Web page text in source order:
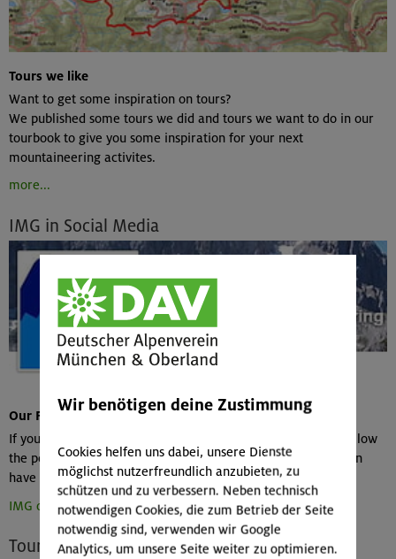
Tours we like
Want to get some inspiration on tours?
We published some tours we did and tours we want to do in our
tourbook to give you some inspiration for your next
mountaineering activites.
more...
IMG in Social Media
Our Facebook Fanpage
If you have a Facebook account you can like the page and follow
the post on the timeline. Without a Facebook account you can
have a look at the timeline & picutres.
IMG on Facebook...
Tour Planning Tool
Wir benötigen deine Zustimmung
Cookies helfen uns dabei, unsere Dienste
möglichst nutzerfreundlich anzubieten, zu
schützen und zu verbessern. Neben technisch
notwendigen Cookies, die zum Betrieb der Seite
notwendig sind, verwenden wir Google
Analytics, um unsere Seite weiter zu optimieren.